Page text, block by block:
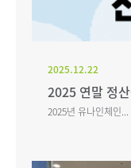
2025.12.22
2025 연말 정
2025년 유나인체인...